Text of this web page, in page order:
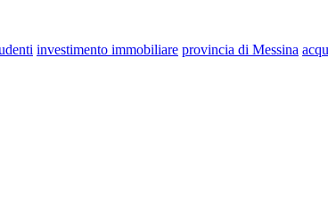
investimento immobiliare provincia di Messina